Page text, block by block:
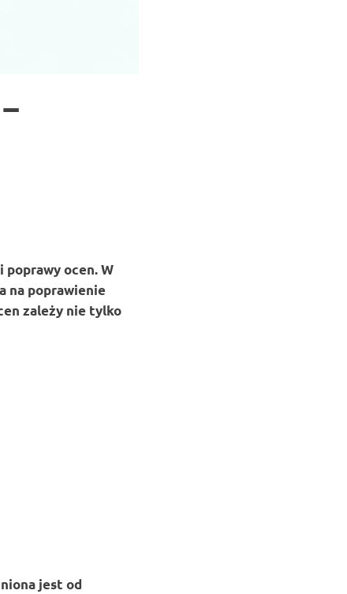
ocen. W
na poprawienie
zależy nie tylko
jest od